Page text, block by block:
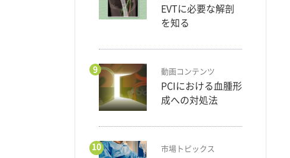
EVTに必要な解剖
を知る
9 動画コンテンツ
PCIにおける血腫形
成への対処法
10 市場トピックス